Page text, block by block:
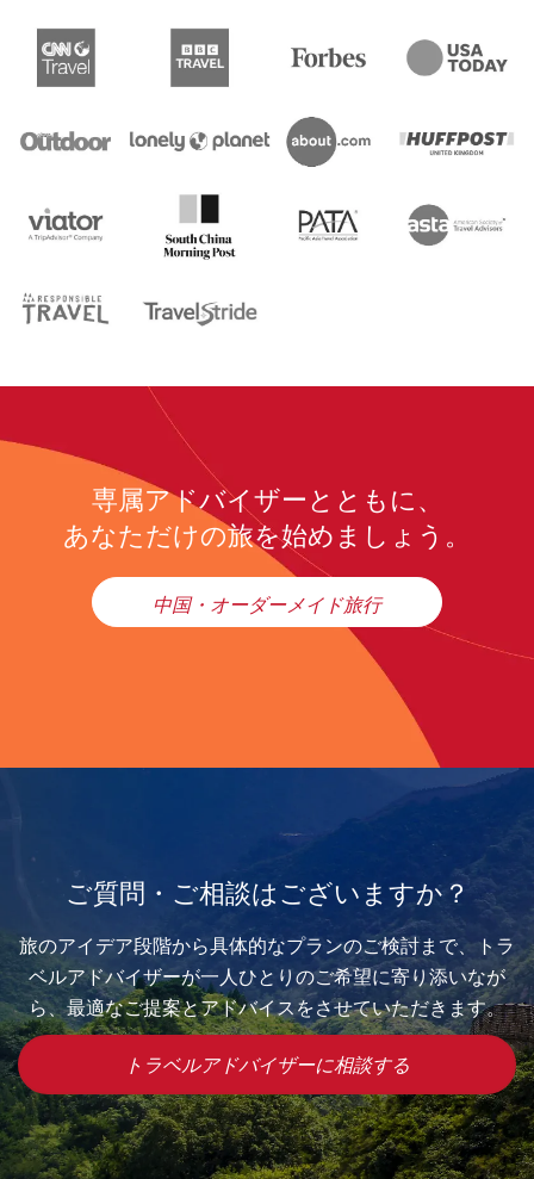
専属アドバイザーとともに、
あなただけの旅を始めましょう。
中国・オーダーメイド旅行
ご質問・ご相談はございますか？
旅のアイデア段階から具体的なプランのご検討まで、トラ
ベルアドバイザーが一人ひとりのご希望に寄り添いなが
ら、最適なご提案とアドバイスをさせていただきます。
トラベルアドバイザーに相談する